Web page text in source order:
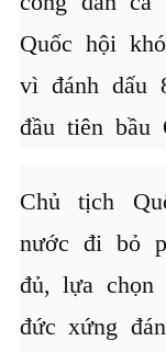
Quốc hội
vì đánh dấu
đầu tiên bầu
Chủ tịch
nước đi bỏ
đủ, lựa chọn
đức xứng